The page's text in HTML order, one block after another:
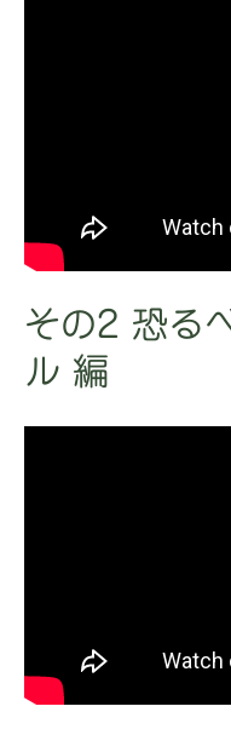
その2 恐る
ル 編